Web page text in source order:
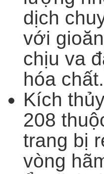
dịch
với
chịu va
hóa chất.
Kích
208
trang bị
vòng